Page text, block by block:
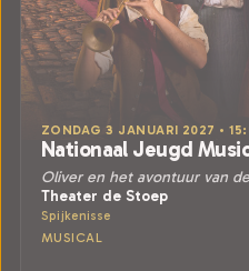
ZONDAG 3 JANUARI 2027 •
Nationaal Jeugd
Oliver en het avontuur van
Theater de Stoep
Spijkenisse
MUSICAL